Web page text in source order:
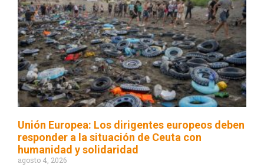
Unión Europea: Los dirigentes europeos deben
responder a la situación de Ceuta con
humanidad y solidaridad
agosto 4, 2026